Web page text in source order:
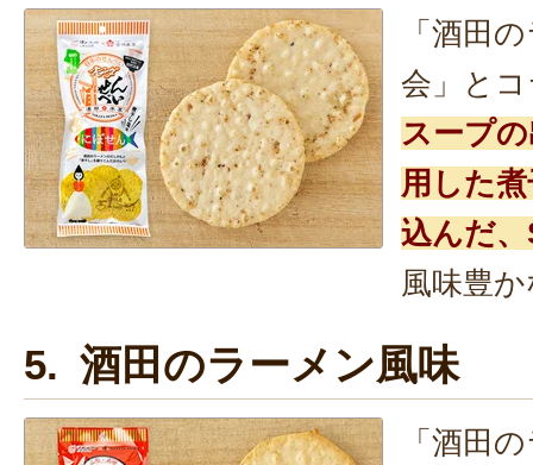
「酒田
会」と
スープ
用した
込んだ
風味豊
5. 酒田のラーメン風味
「酒田